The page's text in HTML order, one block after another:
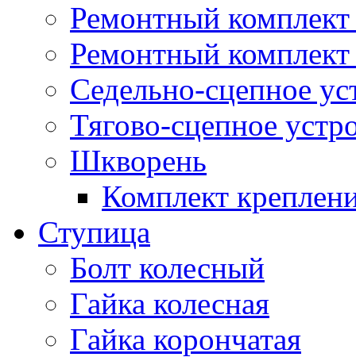
Ремонтный
Ремонтный комплект
Седельно-сцепное
Тягово-сцепное
Шкворень
Комплект
Ступица
Болт колесный
Гайка колесная
Гайка корончатая